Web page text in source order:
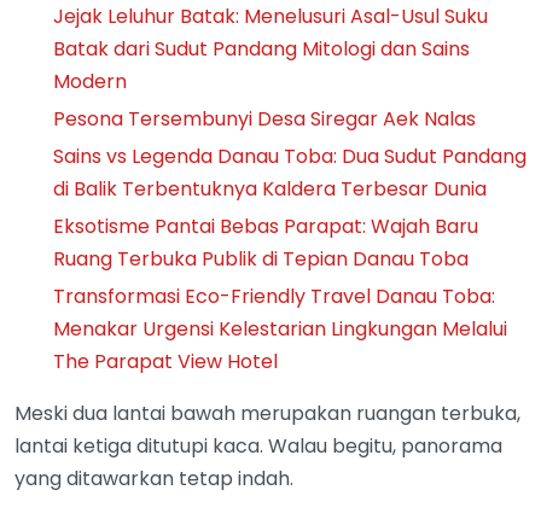
Jejak Leluhur Batak: Menelusuri Asal-Usul Suku
Batak dari Sudut Pandang Mitologi dan Sains
Modern
Pesona Tersembunyi Desa Siregar Aek Nalas
Sains vs Legenda Danau Toba: Dua Sudut Pandang
di Balik Terbentuknya Kaldera Terbesar Dunia
Eksotisme Pantai Bebas Parapat: Wajah Baru
Ruang Terbuka Publik di Tepian Danau Toba
Transformasi Eco-Friendly Travel Danau Toba:
Menakar Urgensi Kelestarian Lingkungan Melalui
The Parapat View Hotel
Meski dua lantai bawah merupakan ruangan terbuka,
lantai ketiga ditutupi kaca. Walau begitu, panorama
yang ditawarkan tetap indah.